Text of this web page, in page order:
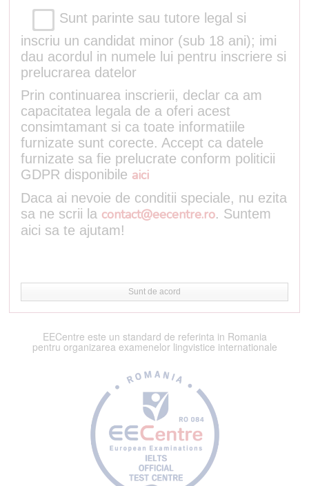
Sunt parinte sau tutore legal si
inscriu un candidat minor (sub 18 ani); imi
dau acordul in numele lui pentru inscriere si
prelucrarea datelor
Prin continuarea inscrierii, declar ca am
capacitatea legala de a oferi acest
consimtamant si ca toate informatiile
furnizate sunt corecte. Accept ca datele
furnizate sa fie prelucrate conform politicii
GDPR disponibile aici
Daca ai nevoie de conditii speciale, nu ezita
sa ne scrii la contact@eecentre.ro. Suntem
aici sa te ajutam!
Sunt de acord
EECentre este un standard de referinta in Romania
pentru organizarea examenelor lingvistice internationale